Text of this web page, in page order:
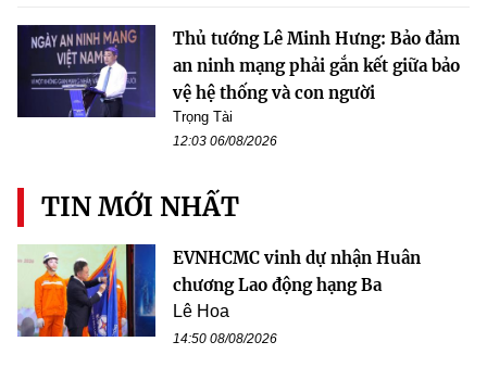
Thủ tướng Lê Minh Hưng: Bảo đảm
an ninh mạng phải gắn kết giữa bảo
vệ hệ thống và con người
Trọng Tài
12:03 06/08/2026
TIN MỚI NHẤT
EVNHCMC vinh dự nhận Huân
chương Lao động hạng Ba
Lê Hoa
14:50 08/08/2026